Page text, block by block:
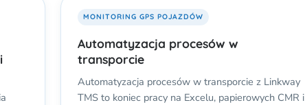
MONITORING GPS POJAZDÓW
Automatyzacja procesów w
transporcie
Automatyzacja procesów w transporcie z Linkway
TMS to koniec pracy na Excelu, papierowych CMR i